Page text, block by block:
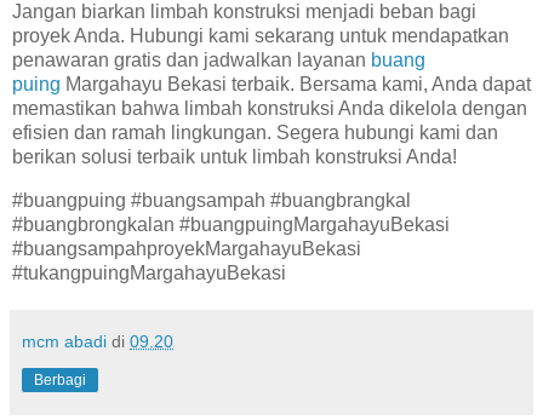
Jangan biarkan limbah konstruksi menjadi beban bagi
proyek Anda. Hubungi kami sekarang untuk mendapatkan
penawaran gratis dan jadwalkan layanan buang
puing Margahayu Bekasi terbaik. Bersama kami, Anda dapat
memastikan bahwa limbah konstruksi Anda dikelola dengan
efisien dan ramah lingkungan. Segera hubungi kami dan
berikan solusi terbaik untuk limbah konstruksi Anda!
#buangpuing #buangsampah #buangbrangkal
#buangbrongkalan #buangpuingMargahayuBekasi
#buangsampahproyekMargahayuBekasi
#tukangpuingMargahayuBekasi
mcm abadi di 09.20
Berbagi